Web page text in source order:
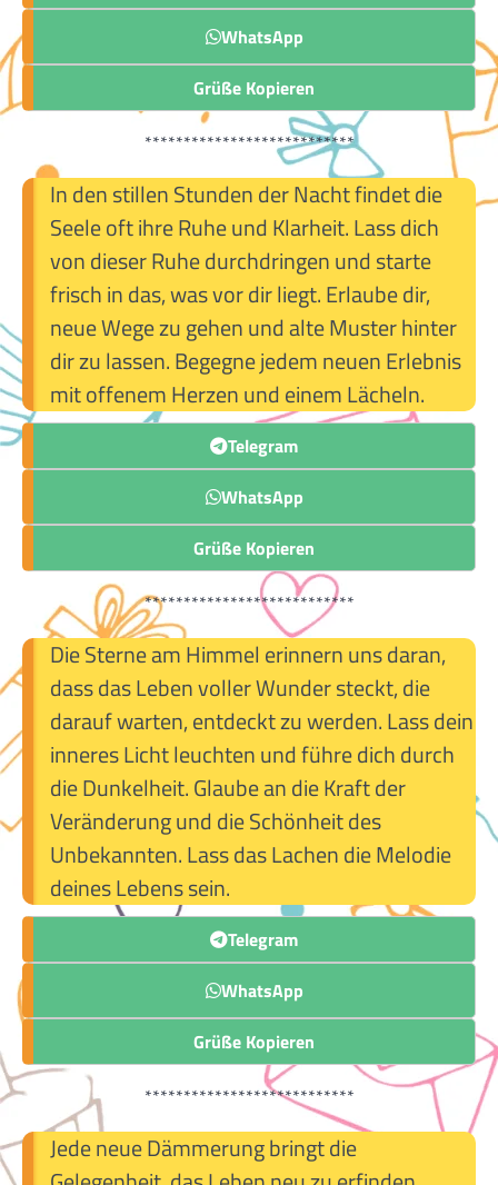
WhatsApp
Grüße Kopieren
***************************
In den stillen Stunden der Nacht findet die
Seele oft ihre Ruhe und Klarheit. Lass dich
von dieser Ruhe durchdringen und starte
frisch in das, was vor dir liegt. Erlaube dir,
neue Wege zu gehen und alte Muster hinter
dir zu lassen. Begegne jedem neuen Erlebnis
mit offenem Herzen und einem Lächeln.
Telegram
WhatsApp
Grüße Kopieren
***************************
Die Sterne am Himmel erinnern uns daran,
dass das Leben voller Wunder steckt, die
darauf warten, entdeckt zu werden. Lass dein
inneres Licht leuchten und führe dich durch
die Dunkelheit. Glaube an die Kraft der
Veränderung und die Schönheit des
Unbekannten. Lass das Lachen die Melodie
deines Lebens sein.
Telegram
WhatsApp
Grüße Kopieren
***************************
Jede neue Dämmerung bringt die